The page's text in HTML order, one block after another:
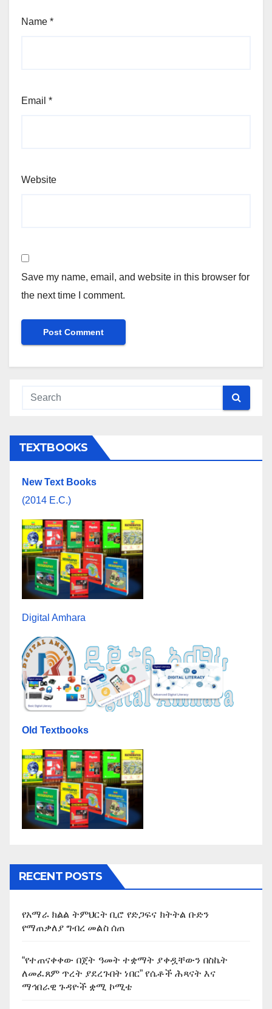
Name *
Email *
Website
Save my name, email, and website in this browser for
the next time I comment.
TEXTBOOKS
New Text Books
(2014 E.C.)
Digital Amhara
Old Textbooks
RECENT POSTS
የአማራ ክልል ትምህርት ቢሮ የድጋፍና ክትትል ቡድን
የማጠቃለያ ግብረ መልስ ሰጠ
“የተጠናቀቀው በጀት ዓመት ተቋማት ያቀዷቸውን በስኬት
ለመፈጸም ጥረት ያደረጉበት ነበር” የሴቶች ሕጻናት እና
ማኅበራዊ ጉዳዮች ቋሚ ኮሚቴ